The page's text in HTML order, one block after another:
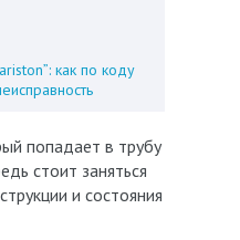
как по коду
попадает в трубу
стоит заняться
и состояния